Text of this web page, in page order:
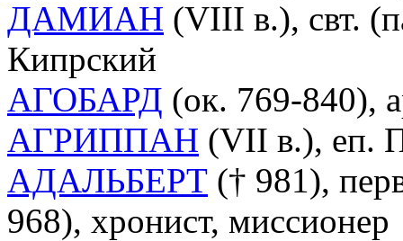
ДАМИАН (VIII в.), свт.
Кипрский
АГОБАРД (ок. 769-840),
АГРИППАН (VII в.), еп.
АДАЛЬБЕРТ († 981),
968), хронист, миссионер